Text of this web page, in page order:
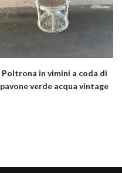
Poltrona in vimini a coda di
pavone verde acqua vintage